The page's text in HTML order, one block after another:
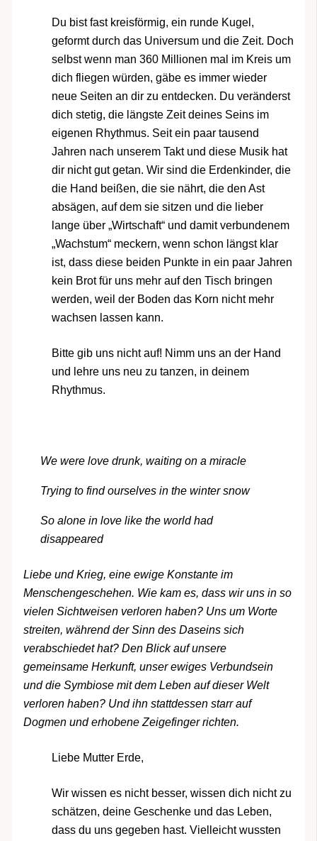
Du bist fast kreisförmig, ein runde Kugel,
geformt durch das Universum und die Zeit. Doch
selbst wenn man 360 Millionen mal im Kreis um
dich fliegen würden, gäbe es immer wieder
neue Seiten an dir zu entdecken. Du veränderst
dich stetig, die längste Zeit deines Seins im
eigenen Rhythmus. Seit ein paar tausend
Jahren nach unserem Takt und diese Musik hat
dir nicht gut getan. Wir sind die Erdenkinder, die
die Hand beißen, die sie nährt, die den Ast
absägen, auf dem sie sitzen und die lieber
lange über „Wirtschaft“ und damit verbundenem
„Wachstum“ meckern, wenn schon längst klar
ist, dass diese beiden Punkte in ein paar Jahren
kein Brot für uns mehr auf den Tisch bringen
werden, weil der Boden das Korn nicht mehr
wachsen lassen kann.
Bitte gib uns nicht auf! Nimm uns an der Hand
und lehre uns neu zu tanzen, in deinem
Rhythmus.
We were love drunk, waiting on a miracle
Trying to find ourselves in the winter snow
So alone in love like the world had
disappeared
Liebe und Krieg, eine ewige Konstante im
Menschengeschehen. Wie kam es, dass wir uns in so
vielen Sichtweisen verloren haben? Uns um Worte
streiten, während der Sinn des Daseins sich
verabschiedet hat? Den Blick auf unsere
gemeinsame Herkunft, unser ewiges Verbundsein
und die Symbiose mit dem Leben auf dieser Welt
verloren haben? Und ihn stattdessen starr auf
Dogmen und erhobene Zeigefinger richten.
Liebe Mutter Erde,
Wir wissen es nicht besser, wissen dich nicht zu
schätzen, deine Geschenke und das Leben,
dass du uns gegeben hast. Vielleicht wussten